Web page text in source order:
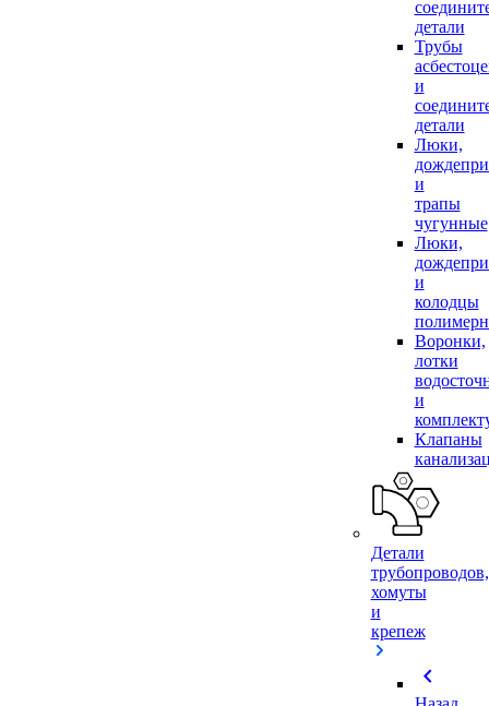
детали
Трубы
и
детали
Люки,
и
трапы
чугунные
Люки,
и
колодцы
Воронки,
лотки
и
Клапаны
Детали
трубопроводов,
хомуты
и
крепеж
chevron_left